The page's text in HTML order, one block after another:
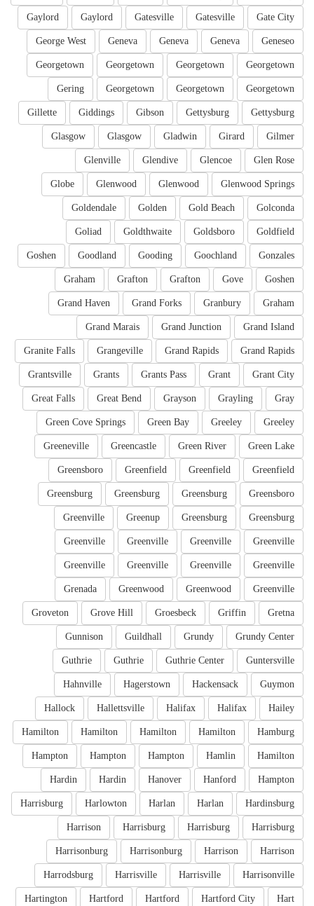
Gate City
Gatesville
Gatesville
Gaylord
Gaylord
Geneseo
Geneva
Geneva
Geneva
George West
Georgetown
Georgetown
Georgetown
Georgetown
Georgetown
Georgetown
Georgetown
Gering
Gettysburg
Gettysburg
Gibson
Giddings
Gillette
Gilmer
Girard
Gladwin
Glasgow
Glasgow
Glen Rose
Glencoe
Glendive
Glenville
Glenwood Springs
Glenwood
Glenwood
Globe
Golconda
Gold Beach
Golden
Goldendale
Goldfield
Goldsboro
Goldthwaite
Goliad
Gonzales
Goochland
Gooding
Goodland
Goshen
Goshen
Gove
Grafton
Grafton
Graham
Graham
Granbury
Grand Forks
Grand Haven
Grand Island
Grand Junction
Grand Marais
Grand Rapids
Grand Rapids
Grangeville
Granite Falls
Grant City
Grant
Grants Pass
Grants
Grantsville
Gray
Grayling
Grayson
Great Bend
Great Falls
Greeley
Greeley
Green Bay
Green Cove Springs
Green Lake
Green River
Greencastle
Greeneville
Greenfield
Greenfield
Greenfield
Greensboro
Greensboro
Greensburg
Greensburg
Greensburg
Greensburg
Greensburg
Greenup
Greenville
Greenville
Greenville
Greenville
Greenville
Greenville
Greenville
Greenville
Greenville
Greenville
Greenwood
Greenwood
Grenada
Gretna
Griffin
Groesbeck
Grove Hill
Groveton
Grundy Center
Grundy
Guildhall
Gunnison
Guntersville
Guthrie Center
Guthrie
Guthrie
Guymon
Hackensack
Hagerstown
Hahnville
Hailey
Halifax
Halifax
Hallettsville
Hallock
Hamburg
Hamilton
Hamilton
Hamilton
Hamilton
Hamilton
Hamlin
Hampton
Hampton
Hampton
Hampton
Hanford
Hanover
Hardin
Hardin
Hardinsburg
Harlan
Harlan
Harlowton
Harrisburg
Harrisburg
Harrisburg
Harrisburg
Harrison
Harrison
Harrison
Harrisonburg
Harrisonburg
Harrisonville
Harrisville
Harrisville
Harrodsburg
Hart
Hartford City
Hartford
Hartford
Hartington